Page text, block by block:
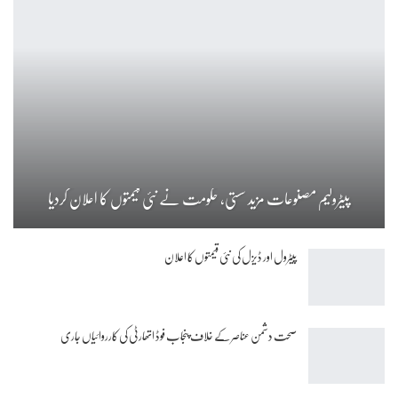
پیٹرولیم مصنوعات مزید سستی، حکومت نے نئی قیمتوں کا اعلان کردیا
پیٹرول اور ڈیزل کی نئی قیمتوں کا اعلان
صحت دشمن عناصر کے خلاف پنجاب فوڈ اتھارٹی کی کارروائیاں جاری